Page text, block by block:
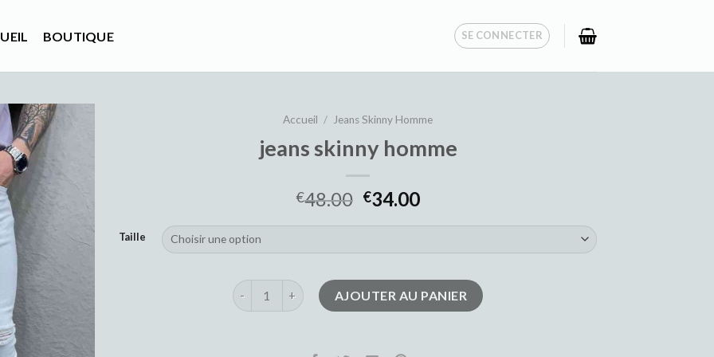
BOUTIQUE SE CONNECTER
Accueil / Jeans Skinny Homme
jeans skinny homme
€48.00 €34.00
Taille
quantité de jeans skinny hommeAJOUTER AU PANIER